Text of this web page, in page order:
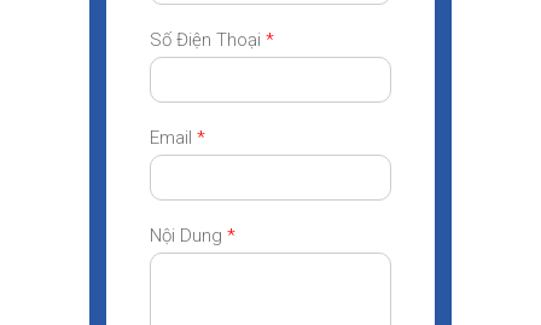
Số Điện Thoại *
Email *
Nội Dung *